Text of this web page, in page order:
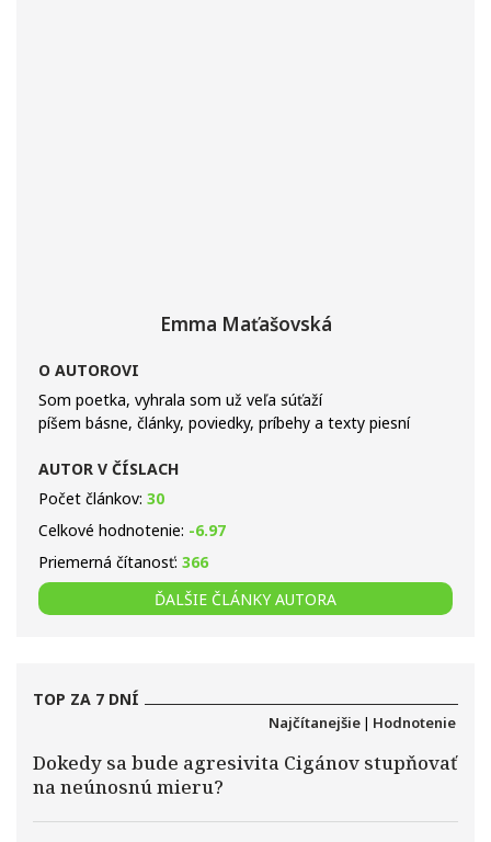
Emma Maťašovská
O AUTOROVI
Som poetka, vyhrala som už veľa súťaží
píšem básne, články, poviedky, príbehy a texty piesní
AUTOR V ČÍSLACH
Počet článkov: 30
Celkové hodnotenie: -6.97
Priemerná čítanosť: 366
ĎALŠIE ČLÁNKY AUTORA
TOP ZA 7 DNÍ
Najčítanejšie | Hodnotenie
Dokedy sa bude agresivita Cigánov stupňovať
na neúnosnú mieru?